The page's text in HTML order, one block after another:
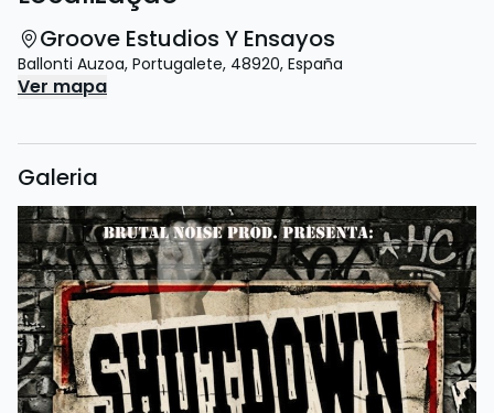
Groove Estudios Y Ensayos
Ballonti Auzoa, Portugalete, 48920, España
Ver mapa
Galeria